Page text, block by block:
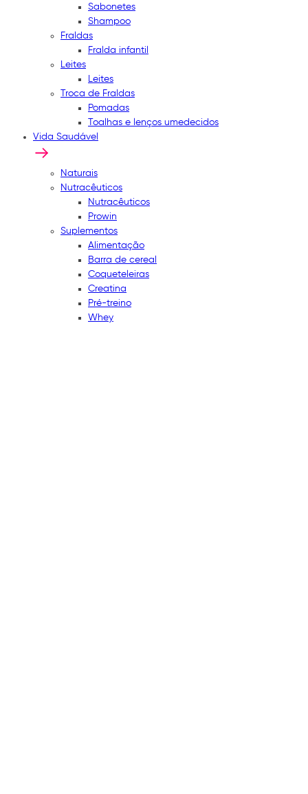
Sabonetes
Shampoo
Fraldas
Fralda infantil
Leites
Leites
Troca de Fraldas
Pomadas
Toalhas e lenços umedecidos
Vida Saudável
Naturais
Nutracêuticos
Nutracêuticos
Prowin
Suplementos
Alimentação
Barra de cereal
Coqueteleiras
Creatina
Pré-treino
Whey